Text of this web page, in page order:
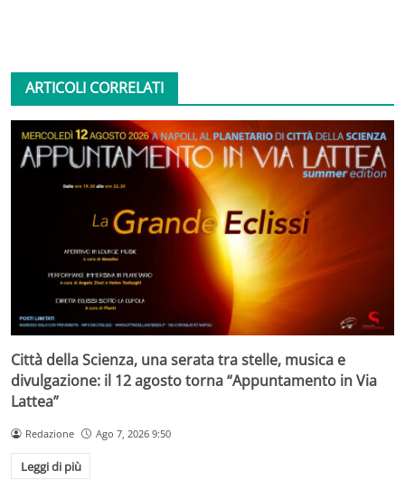
ARTICOLI CORRELATI
Città della Scienza, una serata tra stelle, musica e
divulgazione: il 12 agosto torna “Appuntamento in Via
Lattea”
Redazione Ago 7, 2026 9:50
Leggi di più